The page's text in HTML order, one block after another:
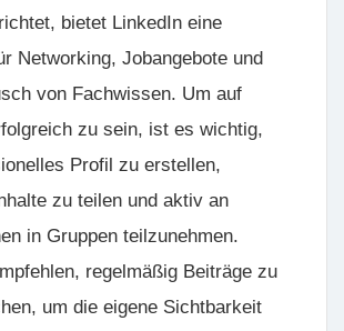
bietet LinkedIn eine
Networking, Jobangebote und
von Fachwissen. Um auf
zu sein, ist es wichtig,
Profil zu erstellen,
zu teilen und aktiv an
in Gruppen teilzunehmen.
regelmäßig Beiträge zu
um die eigene Sichtbarkeit